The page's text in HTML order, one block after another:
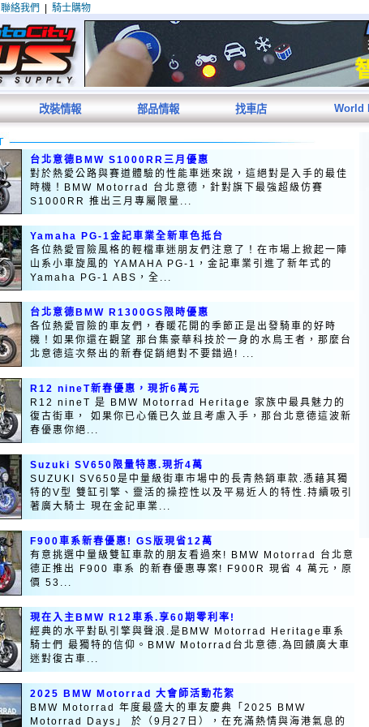
聯絡我們 騎士購物
改裝情報 部品情報 找車店 World
台北意德BMW S1000RR三月優惠
對於熱愛公路與賽道體驗的性能車迷來說，這絕對是入手的最佳
時機！BMW Motorrad 台北意德，針對旗下最強超級仿賽
S1000RR 推出三月專屬限量...
Yamaha PG-1金記車業全新車色抵台
各位熱愛冒險風格的輕檔車迷朋友們注意了！在市場上掀起一陣
山系小車旋風的 YAMAHA PG-1，金記車業引進了新年式的
Yamaha PG-1 ABS，全...
台北意德BMW R1300GS限時優惠
各位熱愛冒險的車友們，春暖花開的季節正是出發騎車的好時
機！如果你還在觀望 那台集豪華科技於一身的水鳥王者，那麼台
北意德這次祭出的新春促銷絕對不要錯過! ...
R12 nineT新春優惠，現折6萬元
R12 nineT 是 BMW Motorrad Heritage 家族中最具魅力的
復古街車， 如果你已心儀已久並且考慮入手，那台北意德這波新
春優惠你絕...
Suzuki SV650限量特惠.現折4萬
SUZUKI SV650是中量級街車市場中的長青熱銷車款.憑藉其獨
特的V型 雙缸引擎、靈活的操控性以及平易近人的特性.持續吸引
著廣大騎士 現在金記車業...
F900車系新春優惠! GS版現省12萬
有意挑選中量級雙缸車款的朋友看過來! BMW Motorrad 台北意
德正推出 F900 車系 的新春優惠專案! F900R 現省 4 萬元，原
價 53...
現在入主BMW R12車系.享60期零利率!
經典的水平對臥引擎與聲浪.是BMW Motorrad Heritage車系
騎士們 最獨特的信仰。BMW Motorrad台北意德.為回饋廣大車
迷對復古車...
2025 BMW Motorrad 大會師活動花絮
BMW Motorrad 年度最盛大的車友慶典「2025 BMW
Motorrad Days」 於（9月27日），在充滿熱情與海港氣息的